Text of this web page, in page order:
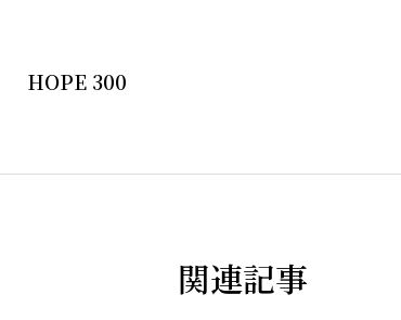
HOPE 300
関連記事